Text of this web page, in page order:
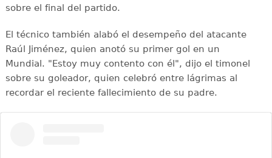
sobre el final del partido.
El técnico también alabó el desempeño del atacante
Raúl Jiménez, quien anotó su primer gol en un
Mundial. "Estoy muy contento con él", dijo el timonel
sobre su goleador, quien celebró entre lágrimas al
recordar el reciente fallecimiento de su padre.